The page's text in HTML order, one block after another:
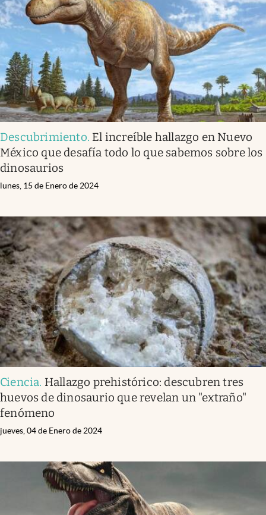
Descubrimiento. El increíble hallazgo en Nuevo
México que desafía todo lo que sabemos sobre los
dinosaurios
lunes, 15 de Enero de 2024
Ciencia. Hallazgo prehistórico: descubren tres
huevos de dinosaurio que revelan un "extraño"
fenómeno
jueves, 04 de Enero de 2024